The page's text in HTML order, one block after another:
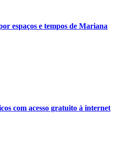
espaços e tempos de Mariana
com acesso gratuito à internet